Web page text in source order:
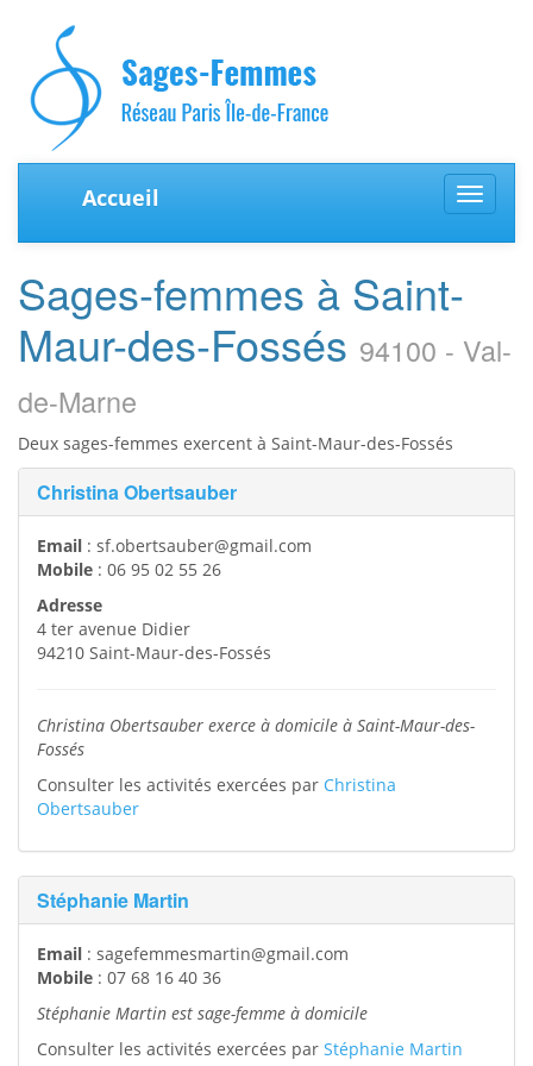
Toggle
Accueil
Sages-femmes à Saint-
Maur-des-Fossés 94100 - Val-
de-Marne
Deux sages-femmes exercent à Saint-Maur-des-Fossés
Christina Obertsauber
Email : sf.obertsauber@gmail.com
Mobile : 06 95 02 55 26
Adresse
4 ter avenue Didier
94210 Saint-Maur-des-Fossés
Christina Obertsauber exerce à domicile à Saint-Maur-des-
Fossés
Consulter les activités exercées par Christina
Obertsauber
Stéphanie Martin
Email : sagefemmesmartin@gmail.com
Mobile : 07 68 16 40 36
Stéphanie Martin est sage-femme à domicile
Consulter les activités exercées par Stéphanie Martin